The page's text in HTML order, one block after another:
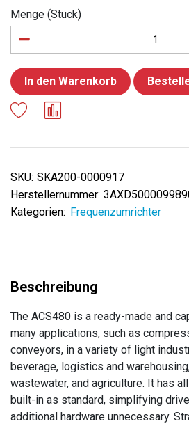
Menge (Stück)
In den Warenkorb
SKU: SKA200-0000917
Herstellernummer:
Kategorien: Frequenzumrichter
The ACS480 is a ready-made and
many applications, such as
conveyors, in a variety of light
beverage, logistics and
wastewater, and agriculture. It has
built-in as standard, simplifying
additional hardware unnecessary.